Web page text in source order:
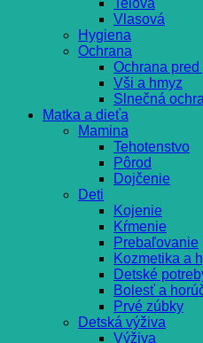
Vlasová
Hygiena
Ochrana
Ochrana
Vši a hmyz
Slnečná
Matka a dieťa
Mamina
Tehotenstvo
Pôrod
Dojčenie
Deti
Kojenie
Kŕmenie
Prebaľovanie
Kozmetika a
Detské
Bolesť a
Prvé zúbky
Detská výživa
Výživa